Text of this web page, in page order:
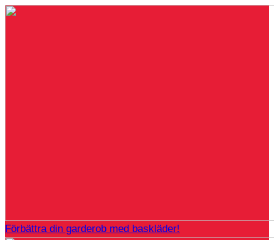
Förbättra din garderob med baskläder!